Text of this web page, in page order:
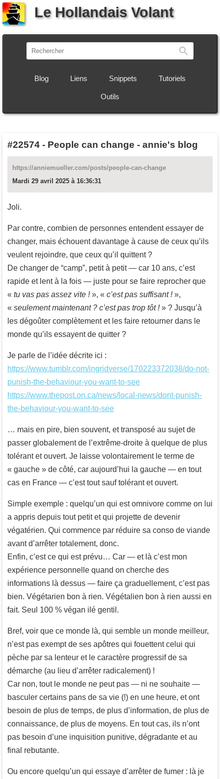
Le Hollandais Volant
Blog Liens Snippets Tutoriels
Outils
#22574 - People can change - annie's blog
https://anniemueller.com/posts/people-can-change
Mardi 29 avril 2025 à 16:36:31
Joli.
Par contre, combien de personnes entendent essayer de
changer, mais échouent davantage à cause de ceux qu’ils
veulent rejoindre, que ceux qu’il quittent ?
De changer de “camp”, petit à petit — car 10 ans, c’est
rapide et lent à la fois — juste pour se faire reprocher que
« tu vas pas assez vite !», « c’est pas suffisant !»,
« seulement maintenant ? c’est pas trop tôt !» ? Jusqu’à
les dégoûter complètement et les faire retourner dans le
monde qu’ils essayent de quitter ?
Je parle de l’idée décrite ici :
https://www.tumblr.com/ingridverse/170223372038/do-not-
punish-the-behaviour-you-want-to-see
https://www.thepost.on.ca/news/local-news/dont-punish-
the-behaviour-you-want-to-see
… mais en pire, bien souvent, et transposé au sujet de
passer globalement de l’extrême-droite à quelque de plus
tolérant et ouvert. Je laisse volontairement le terme de
« gauche » de côté, car aujourd’hui la gauche — en tout
cas en France — c’est tout sauf tolérant et ouvert.
Simple exemple : quelqu’un qui est omnivore comme on lui
a appris depuis tout petit et qui projette de devenir
végatérien. Qui commence par réduire sa conso de viande
avant d’arrêter totalement, donc.
Enfin, c’est ce qui est prévu… Car — et là c’est mon
expérience personnelle quand on cherche des
informations là dessus — faire ça graduellement, c’est pas
bien. Végétarien bon à rien. Végétalien bon à rien aussi en
fait. Seul 100 % végan ilé gentil.
Bref, voir que ce monde là, qui semble un monde meilleur,
n’est pas exempt de ses apôtres qui fouettent celui qui
pèche par sa lenteur et le caractère progressif de sa
démarche (au lieu d’arrêter radicalement) !
Car non, tout le monde ne peut pas — ni ne souhaite —
basculer certains pans de sa vie (!) en une heure, et ont
besoin de plus de temps, de plus d’information, de plus de
connaissance, de plus de moyens. En tout cas, ils n’ont
pas besoin d’une inquisition punitive, dégradante et au
final rebutante.
Ou encore quelqu’un qui essaye d’arrêter de fumer : là je